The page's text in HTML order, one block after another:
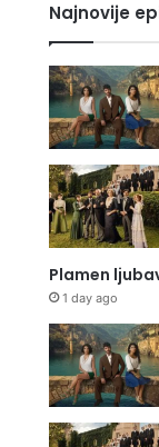
Najnovije
Plamen
1 day ago